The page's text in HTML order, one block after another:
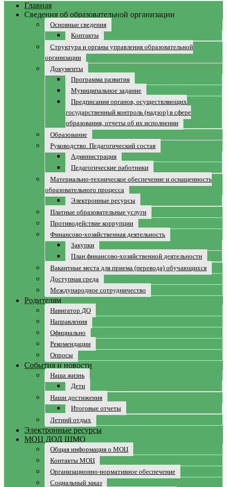
Главная
Сведения об образовательной организации
Основные сведения
Контакты
Структура и органы управления образовательной
организации
Документы
Программа развития
Муниципальное задание
Предписания органов, осуществляющих
государственный контроль (надзор) в сфере
образования, отчеты об их исполнении
Образование
Руководство. Педагогический состав
Администрация
Педагогические работники
Материально-техническое обеспечение и оснащенность
образовательного процесса
Электронные ресурсы
Платные образовательные услуги
Противодействие коррупции
Финансово-хозяйственная деятельность
Закупки
План финансово-хозяйственной деятельности
Вакантные места для приема (перевода) обучающихся
Доступная среда
Международное сотрудничество
Родителям
Навигатор ДО
Направления
Официально
Рекомендации
Опросы
События и новости
Наша жизнь
Дети
Наши достижения
Итоговые отчеты
Летний отдых
Электронные ресурсы
МОЦ ДОД ШМО
Общая информация о МОЦ
Контакты МОЦ
Организационно-нормативное обеспечение
Социальный заказ